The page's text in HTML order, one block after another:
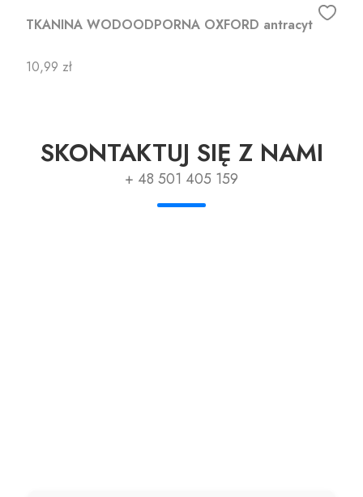
TKANINA WODOODPORNA OXFORD antracyt
Cena
10,99 zł
SKONTAKTUJ SIĘ Z NAMI
+ 48 501 405 159